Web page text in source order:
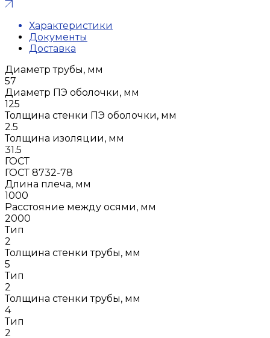
Характеристики
Документы
Доставка
Диаметр трубы, мм
57
Диаметр ПЭ оболочки, мм
125
Толщина стенки ПЭ оболочки, мм
2.5
Толщина изоляции, мм
31.5
ГОСТ
ГОСТ 8732-78
Длина плеча, мм
1000
Расстояние между осями, мм
2000
Тип
2
Толщина стенки трубы, мм
5
Тип
2
Толщина стенки трубы, мм
4
Тип
2